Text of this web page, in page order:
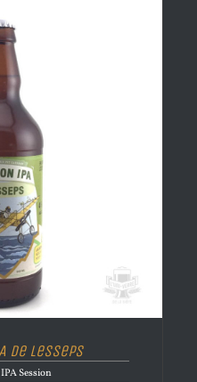
de Lesseps
Session